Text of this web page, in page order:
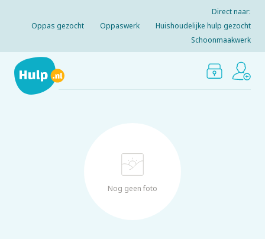
Direct naar:
Oppas gezocht
Oppaswerk
Huishoudelijke hulp gezocht
Schoonmaakwerk
Nog geen foto